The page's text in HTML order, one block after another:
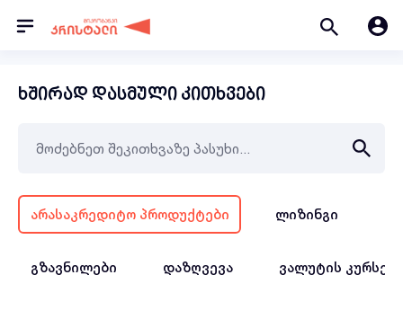
ხშირად დასმული კითხვები
არასაკრედიტო პროდუქტები ლიზინგი
გზავნილები დაზღვევა ვალუტის კურსები